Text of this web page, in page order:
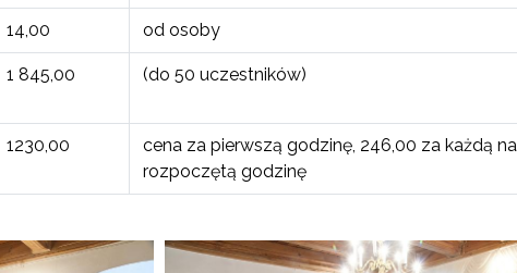
14,00 od osoby
1 845,00 (do 50 uczestników)
1230,00
cena za pierwszą godzinę, 246,00 za każdą
rozpoczętą godzinę